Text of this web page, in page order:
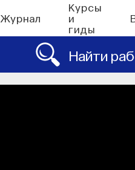
Журнал
Курсы
и
гиды
Найти